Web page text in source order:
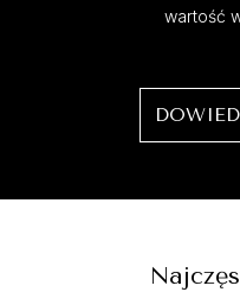
wartość